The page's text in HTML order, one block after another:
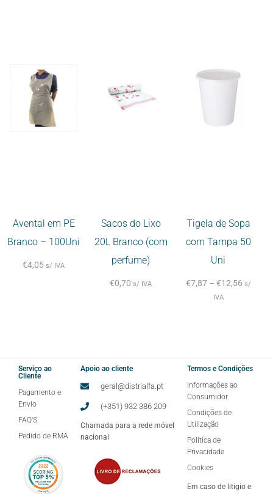
Avental em PE
Branco – 100Uni
€4,05 s/ IVA
Sacos do Lixo
20L Branco (com
perfume)
€0,70 s/ IVA
Tigela de Sopa
com Tampa 50
Uni
€7,87 – €12,56 s/
IVA
Serviço ao
Cliente
Pagamento e
Envio
FAQ'S
Pedido de RMA
Apoio ao cliente
geral@distrialfa.pt
(+351) 932 386 209
Chamada para a rede móvel
nacional
Termos e Condições
Informações ao
Consumidor
Condições de
Utilização
Politíca de
Privacidade
Cookies
Em caso de litigio e